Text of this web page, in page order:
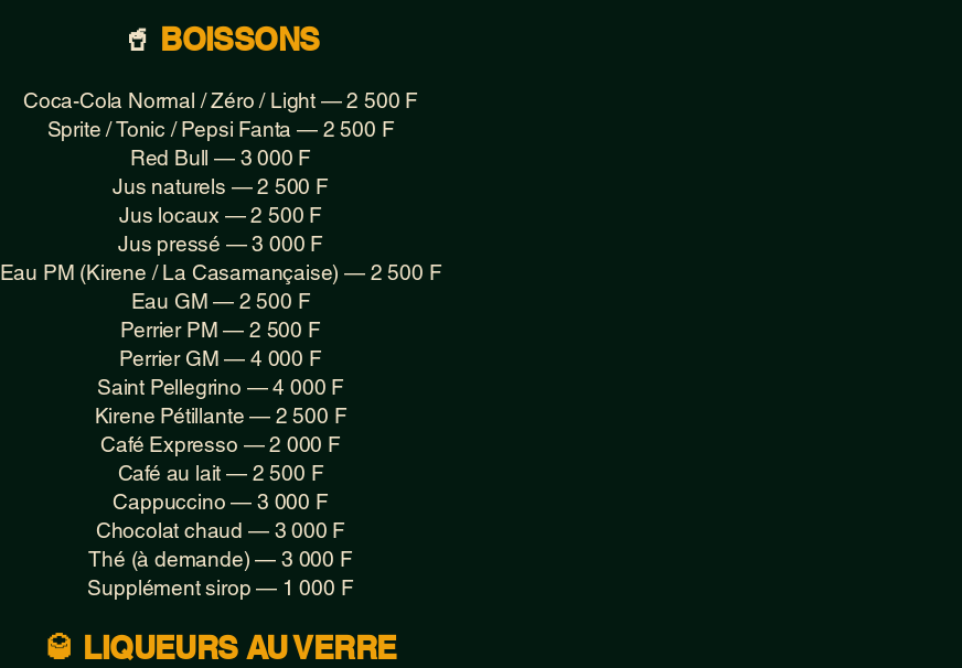
🥤 BOISSONS
Coca-Cola Normal / Zéro / Light — 2 500 F
Sprite / Tonic / Pepsi Fanta — 2 500 F
Red Bull — 3 000 F
Jus naturels — 2 500 F
Jus locaux — 2 500 F
Jus pressé — 3 000 F
Eau PM (Kirene / La Casamançaise) — 2 500 F
Eau GM — 2 500 F
Perrier PM — 2 500 F
Perrier GM — 4 000 F
Saint Pellegrino — 4 000 F
Kirene Pétillante — 2 500 F
Café Expresso — 2 000 F
Café au lait — 2 500 F
Cappuccino — 3 000 F
Chocolat chaud — 3 000 F
Thé (à demande) — 3 000 F
Supplément sirop — 1 000 F
🥃 LIQUEURS AU VERRE